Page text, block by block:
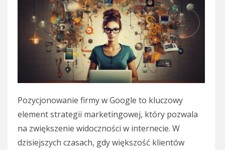
Pozycjonowanie firmy w Google to kluczowy
element strategii marketingowej, który pozwala
na zwiększenie widoczności w internecie. W
dzisiejszych czasach, gdy większość klientów